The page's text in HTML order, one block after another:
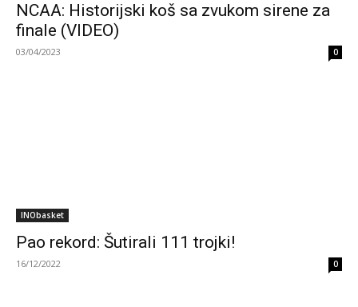
NCAA: Historijski koš sa zvukom sirene za
finale (VIDEO)
03/04/2023 0
INObasket
Pao rekord: Šutirali 111 trojki!
16/12/2022 0